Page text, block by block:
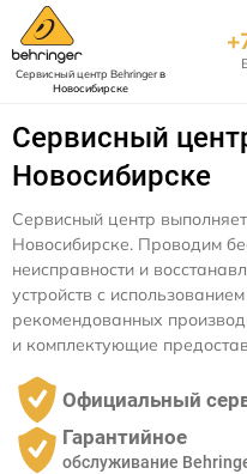
Сервисный центр Behringerв
Новосибирске
Сервисный
Новосибирске
Сервисный центр
Новосибирске. Проводим
неисправности и
устройств с
рекомендованных
и комплектующие
Официальный
Гарантийное
обслуживание